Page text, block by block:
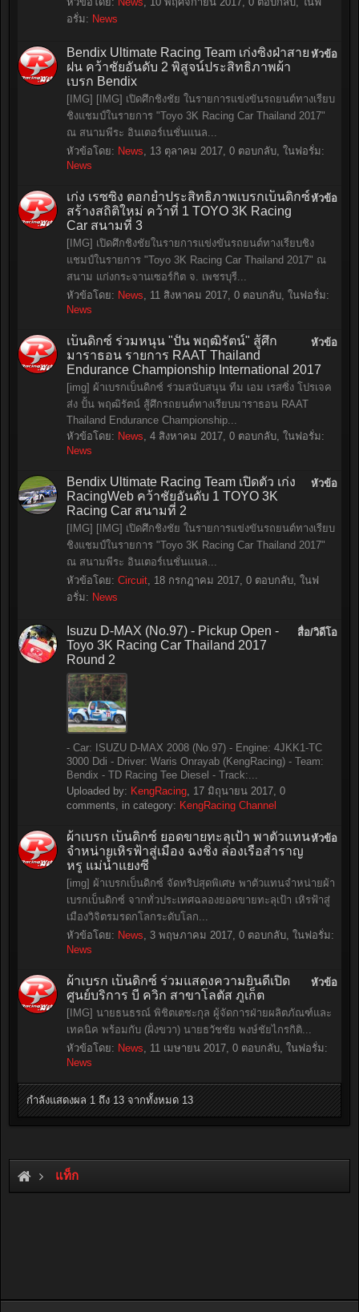
อรั่ม: News
หัวข้อ
Bendix Ultimate Racing Team เก่งซิ่งฝ่าสาย
ฝน คว้าชัยอันดับ 2 พิสูจน์ประสิทธิภาพผ้า
เบรก Bendix
[IMG] [IMG] เปิดศึกชิงชัย ในรายการแข่งขันรถยนต์ทางเรียบ
ชิงแชมป์ในรายการ "Toyo 3K Racing Car Thailand 2017"
ณ สนามพีระ อินเตอร์เนชั่นแนล...
หัวข้อโดย: News, 13 ตุลาคม 2017, 0 ตอบกลับ, ในฟอรั่ม:
News
หัวข้อ
เก่ง เรซซิ่ง ตอกย้ำประสิทธิภาพเบรกเบ็นดิกซ์
สร้างสถิติใหม่ คว้าที่ 1 TOYO 3K Racing
Car สนามที่ 3
[IMG] เปิดศึกชิงชัยในรายการแข่งขันรถยนต์ทางเรียบชิง
แชมป์ในรายการ "Toyo 3K Racing Car Thailand 2017" ณ
สนาม แก่งกระจานเซอร์กิต จ. เพชรบุรี...
หัวข้อโดย: News, 11 สิงหาคม 2017, 0 ตอบกลับ, ในฟอรั่ม:
News
หัวข้อ
เบ็นดิกซ์ ร่วมหนุน "ปั้น พฤฒิรัตน์" สู้ศึก
มาราธอน รายการ RAAT Thailand
Endurance Championship International 2017
[img] ผ้าเบรกเบ็นดิกซ์ ร่วมสนับสนุน ทีม เอม เรสซิ่ง โปรเจค
ส่ง ปั้น พฤฒิรัตน์ สู้ศึกรถยนต์ทางเรียบมาราธอน RAAT
Thailand Endurance Championship...
หัวข้อโดย: News, 4 สิงหาคม 2017, 0 ตอบกลับ, ในฟอรั่ม:
News
หัวข้อ
Bendix Ultimate Racing Team เปิดตัว เก่ง
RacingWeb คว้าชัยอันดับ 1 TOYO 3K
Racing Car สนามที่ 2
[IMG] [IMG] เปิดศึกชิงชัย ในรายการแข่งขันรถยนต์ทางเรียบ
ชิงแชมป์ในรายการ "Toyo 3K Racing Car Thailand 2017"
ณ สนามพีระ อินเตอร์เนชั่นแนล...
หัวข้อโดย: Circuit, 18 กรกฎาคม 2017, 0 ตอบกลับ, ในฟ
อรั่ม: News
สื่อ/วิดีโอ
Isuzu D-MAX (No.97) - Pickup Open -
Toyo 3K Racing Car Thailand 2017
Round 2
- Car: ISUZU D-MAX 2008 (No.97) - Engine: 4JKK1-TC
3000 Ddi - Driver: Waris Onrayab (KengRacing) - Team:
Bendix - TD Racing Tee Diesel - Track:...
Uploaded by: KengRacing, 17 มิถุนายน 2017, 0
comments, in category: KengRacing Channel
หัวข้อ
ผ้าเบรก เบ็นดิกซ์ ยอดขายทะลุเป้า พาตัวแทน
จำหน่ายเหิรฟ้าสู่เมือง ฉงชิ่ง ล่องเรือสำราญ
หรู แม่น้ำแยงซี
[img] ผ้าเบรกเบ็นดิกซ์ จัดทริปสุดพิเศษ พาตัวแทนจำหน่ายผ้า
เบรกเบ็นดิกซ์ จากทั่วประเทศฉลองยอดขายทะลุเป้า เหิรฟ้าสู่
เมืองวิจิตรมรดกโลกระดับโลก...
หัวข้อโดย: News, 3 พฤษภาคม 2017, 0 ตอบกลับ, ในฟอรั่ม:
News
หัวข้อ
ผ้าเบรก เบ็นดิกซ์ ร่วมแสดงความยินดีเปิด
ศูนย์บริการ บี ควิก สาขาโลตัส ภูเก็ต
[IMG] นายธนธรณ์ พิชิตเตชะกุล ผู้จัดการฝ่ายผลิตภัณฑ์และ
เทคนิค พร้อมกับ (ฝั่งขวา) นายธวัชชัย พงษ์ชัยไกรกิติ...
หัวข้อโดย: News, 11 เมษายน 2017, 0 ตอบกลับ, ในฟอรั่ม:
News
กำลังแสดงผล 1 ถึง 13 จากทั้งหมด 13
แท็ก